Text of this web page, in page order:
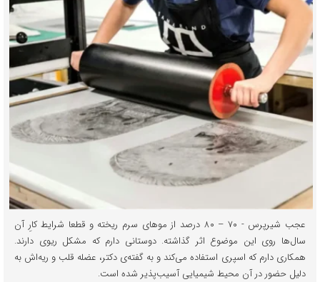
عجب شیرپرس - ۷۰ – ۸۰ درصد از موهای سرم ریخته و قطعا شرایط کارِ آن
سال‌ها روی این موضوع اثر گذاشته. دوستانی دارم که مشکل ریوی دارند.
همکاری دارم که اسپری استفاده می‌کند و به گفته‌ی دکتر، عضله قلب و ریه‌اش به
دلیل حضور در آن محیط شیمیایی آسیب‌پذیر شده است.